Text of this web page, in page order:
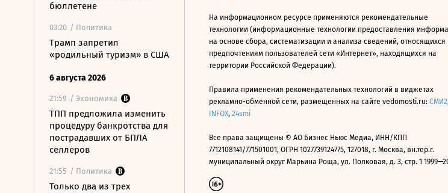
бюллетене
03:20 / Политика
Трамп запретил
«родильный туризм» в США
6 августа 2026
21:59 / Экономика
ТПП предложила изменить
процедуру банкротства для
пострадавших от БПЛА
селлеров
21:55 / Политика
Только два из трех
На информационном ресурсе применяются рекомендательные
технологии (информационные технологии предоставления
на основе сбора, систематизации и анализа сведений, относящихся
предпочтениям пользователей сети «Интернет», находящихся на
территории Российской Федерации).
Правила применения рекомендательных технологий в виджетах
рекламно-обменной сети, размещенных на сайте vedomosti.ru: СМИ2
INFOX, 24smi
Все права защищены © АО Бизнес Ньюс Медиа, ИНН/КПП
7712108141/771501001, ОГРН 1027739124775, 127018, г. Москва, вн.тер.г.
муниципальный округ Марьина Роща, ул. Полковая, д. 3, стр. 1